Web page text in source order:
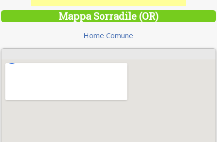
Mappa Sorradile (OR)
Home Comune